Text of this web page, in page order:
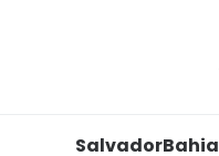
SalvadorBahia